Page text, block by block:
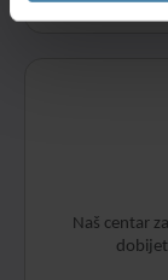
Naš centar